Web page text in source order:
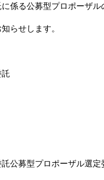
係る公募型プロポーザ
らせします。
募型プロポーザル選定